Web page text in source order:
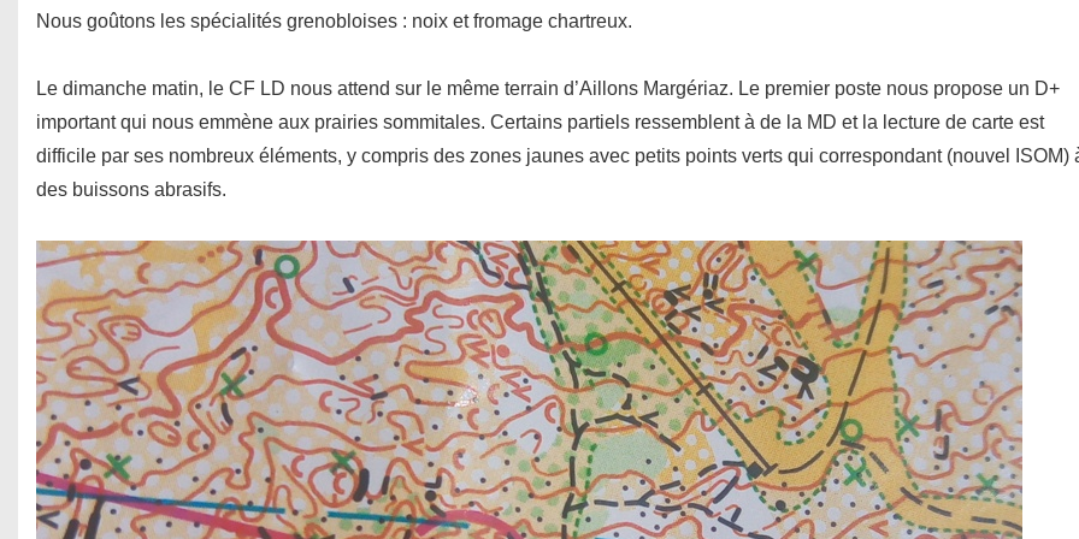
Nous goûtons les spécialités grenobloises : noix et fromage chartreux.
Le dimanche matin, le CF LD nous attend sur le même terrain d’Aillons Margériaz. Le premier poste nous propose un D+
important qui nous emmène aux prairies sommitales. Certains partiels ressemblent à de la MD et la lecture de carte est
difficile par ses nombreux éléments, y compris des zones jaunes avec petits points verts qui correspondant (nouvel ISOM)
des buissons abrasifs.